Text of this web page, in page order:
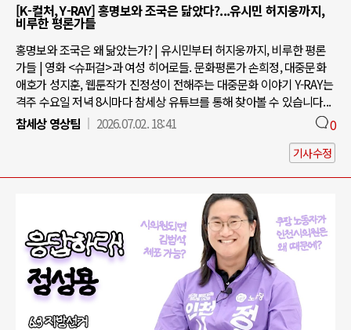
[K-컬처, Y-RAY] 홍명보와 조국은 닮았다?...유시민 허지웅까지,
비루한 평론가들
홍명보와 조국은 왜 닮았는가? | 유시민부터 허지웅까지, 비루한 평론
가들 | 영화 <슈퍼걸>과 여성 히어로들. 문화평론가 손희정, 대중문화
애호가 성지훈, 웹툰작가 진정성이 전해주는 대중문화 이야기 Y-RAY는
격주 수요일 저녁 8시마다 참세상 유튜브를 통해 찾아볼 수 있습니다...
참세상 영상팀
2026.07.02. 18:41 0
기사수정